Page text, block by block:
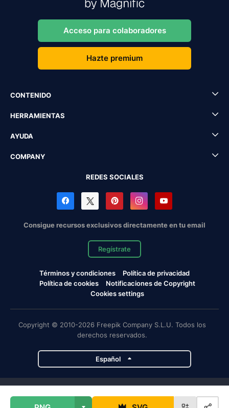
Acceso para colaboradores
Hazte premium
CONTENIDO
HERRAMIENTAS
AYUDA
COMPANY
REDES SOCIALES
Consigue recursos exclusivos directamente en tu email
Regístrate
Términos y condiciones
Política de privacidad
Política de cookies
Notificaciones de Copyright
Cookies settings
Copyright © 2010-2026 Freepik Company S.L.U. Todos los
derechos reservados.
Español